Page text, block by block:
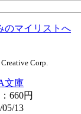
のマイリストへ
Corp.
文庫
660円
13